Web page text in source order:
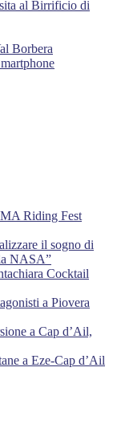
al Birrificio di
Borbera
Riding Fest
il sogno di
NASA”
Cocktail
a Piovera
a Cap d’Ail,
a Eze-Cap d’Ail